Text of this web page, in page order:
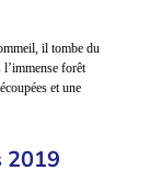
il tombe du
forêt
et une
2019